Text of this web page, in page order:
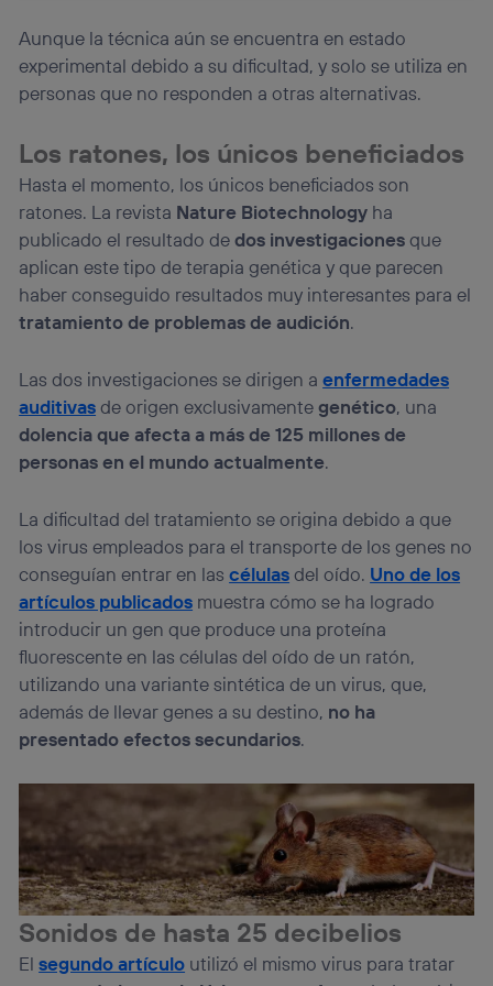
Aunque la técnica aún se encuentra en estado
experimental debido a su dificultad, y solo se utiliza en
personas que no responden a otras alternativas.
Los ratones, los únicos beneficiados
Hasta el momento, los únicos beneficiados son
ratones. La revista Nature Biotechnology ha
publicado el resultado dedos investigacionesque
aplican este tipo de terapia genética y que parecen
haber conseguido resultados muy interesantes para el
tratamiento de problemas de audición.
Las dos investigaciones se dirigen aenfermedades
auditivasde origen exclusivamentegenético, una
dolencia que afecta a más de 125 millones de
personas en el mundo actualmente.
La dificultad del tratamiento se origina debido a que
los virus empleados para el transporte de los genes no
conseguían entrar en lascélulasdel oído. Uno de los
artículos publicados muestra cómo se ha logrado
introducir un gen que produce una proteína
fluorescente en las células del oído de un ratón,
utilizando una variante sintética de un virus, que,
además de llevar genes a su destino, no ha
presentado efectos secundarios.
Sonidos de hasta 25 decibelios
Elsegundo artículo utilizó el mismo virus para tratar
Si utilizas una
conexión de banda ancha
(p. ej., Wi-Fi),
el marketing o análisis se realizará en función de las
actividades de navegación de los miembros del hogar
que hayan dado su consentimiento.
personalizado, ya que se basará únicamente en la
navegación del usuario del móvil.
Puedes gestionar los consentimientos Utiq seleccionando
“Administrar Utiq” en la parte inferior de esta página web o
visitando el portal de privacidad de Utiq
. Para más información, consulta
la política de privacidad de Utiq.